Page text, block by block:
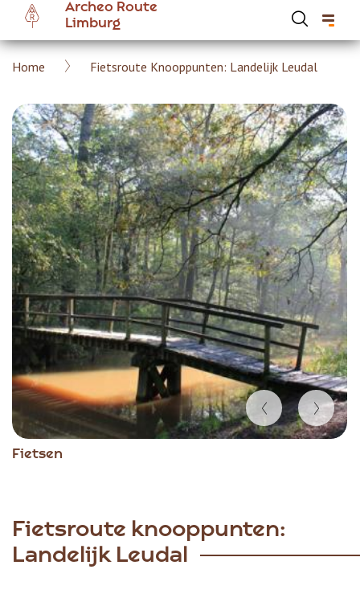
Overslaan
naar
gaan
Archeo Route
Limburg
Kruimelpad
Home Fietsroute Knooppunten: Landelijk Leudal
Fietsen
Item
Fietsroute knooppunten:
Landelijk Leudal